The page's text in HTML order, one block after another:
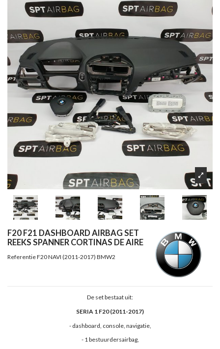
F20 F21 DASHBOARD AIRBAG SET
REEKS SPANNER CORTINAS DE AIRE
ReferentieF20 NAVI (2011-2017) BMW2
De set bestaat uit:
SERIA 1 F20 (2011-2017)
- dashboard, console, navigatie,
- 1 bestuurdersairbag,